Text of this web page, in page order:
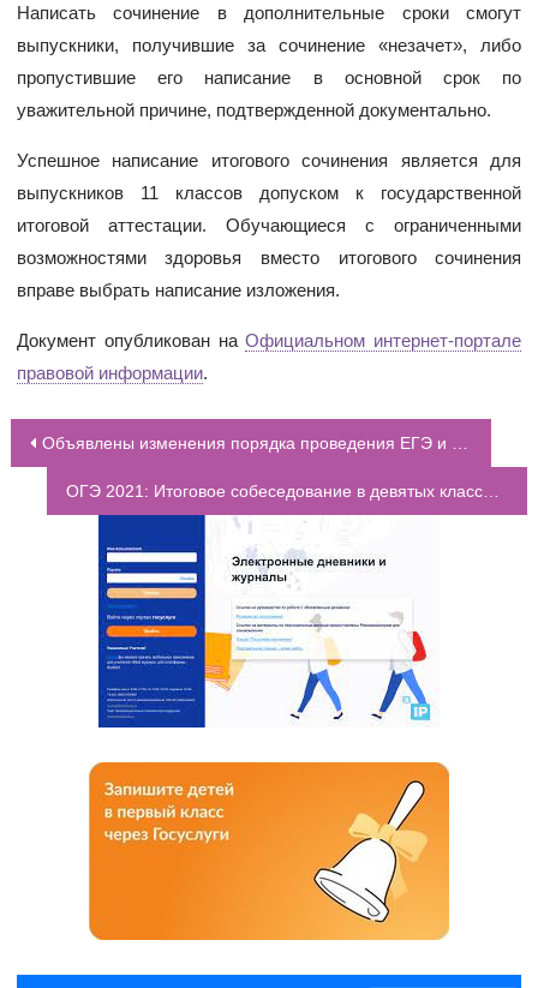
Написать сочинение в дополнительные сроки смогут
выпускники, получившие за сочинение «незачет», либо
пропустившие его написание в основной срок по
уважительной причине, подтвержденной документально.
Успешное написание итогового сочинения является для
выпускников 11 классов допуском к государственной
итоговой аттестации. Обучающиеся с ограниченными
возможностями здоровья вместо итогового сочинения
вправе выбрать написание изложения.
Документ опубликован наОфициальном интернет-портале
правовой информации.
НАВИГАЦИЯ ПО ЗАПИСЯМ
Объявлены изменения порядка проведения ЕГЭ и государственной итоговой аттестации выпускников 9-х и 11-х классов в 2021 году